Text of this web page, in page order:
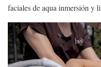
faciales de aqua inmersión y